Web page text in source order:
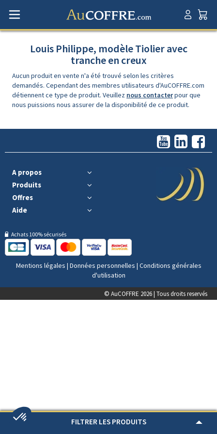
FILTRER LES PRODUITS
Louis Philippe, modèle Tiolier avec
tranche en creux
Aucun produit en vente n'a été trouvé selon les critères
demandés. Cependant des membres utilisateurs d'AuCOFFRE.com
détiennent ce type de produit. Veuillez nous contacterpour que
nous puissions nous assurer de la disponibilité de ce produit.
A propos
Produits
Offres
Aide
Achats 100% sécurisés
Mentions légales | Données personnelles | Conditions générales
d'utilisation
© AuCOFFRE 2026 | Tous droits reservés